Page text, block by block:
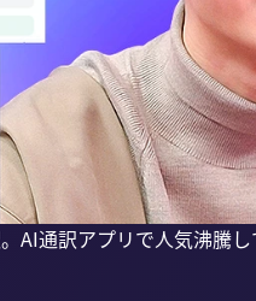
AI通訳アプリで人気沸騰